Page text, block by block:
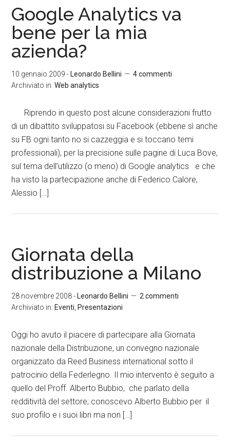
Google Analytics va
bene per la mia
azienda?
10 gennaio 2009 - Leonardo Bellini
4 commenti
Archiviato in:Web analytics
Riprendo in questo post alcune considerazioni frutto
di un dibattito sviluppatosi su Facebook (ebbene sì anche
su FB ogni tanto no si cazzeggia e si toccano temi
professionali), per la precisione sulle pagine di Luca Bove,
sul tema dell’utilizzo (o meno) di Google analytics e che
ha visto la partecipazione anche di Federico Calore,
Alessio […]
Giornata della
distribuzione a Milano
28 novembre 2008- Leonardo Bellini
2 commenti
Archiviato in: Eventi Presentazioni
Oggi ho avuto il piacere di partecipare alla Giornata
nazionale della Distribuzione, un convegno nazionale
organizzato da Reed Business international sotto il
patrocinio della Federlegno. Il mio intervento è seguito a
quello del Proff. Alberto Bubbio, che parlato della
redditività del settore; conoscevo Alberto Bubbio per il
suo profilo e i suoi libri ma non […]